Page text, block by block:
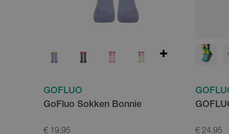
GOFLUO
GoFluo Sokken Bonnie
€ 19.95 € 24.95